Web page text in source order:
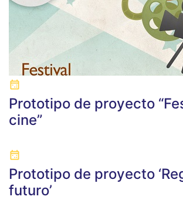
Prototipo de proyecto
cine”
Prototipo de proyecto
futuro’